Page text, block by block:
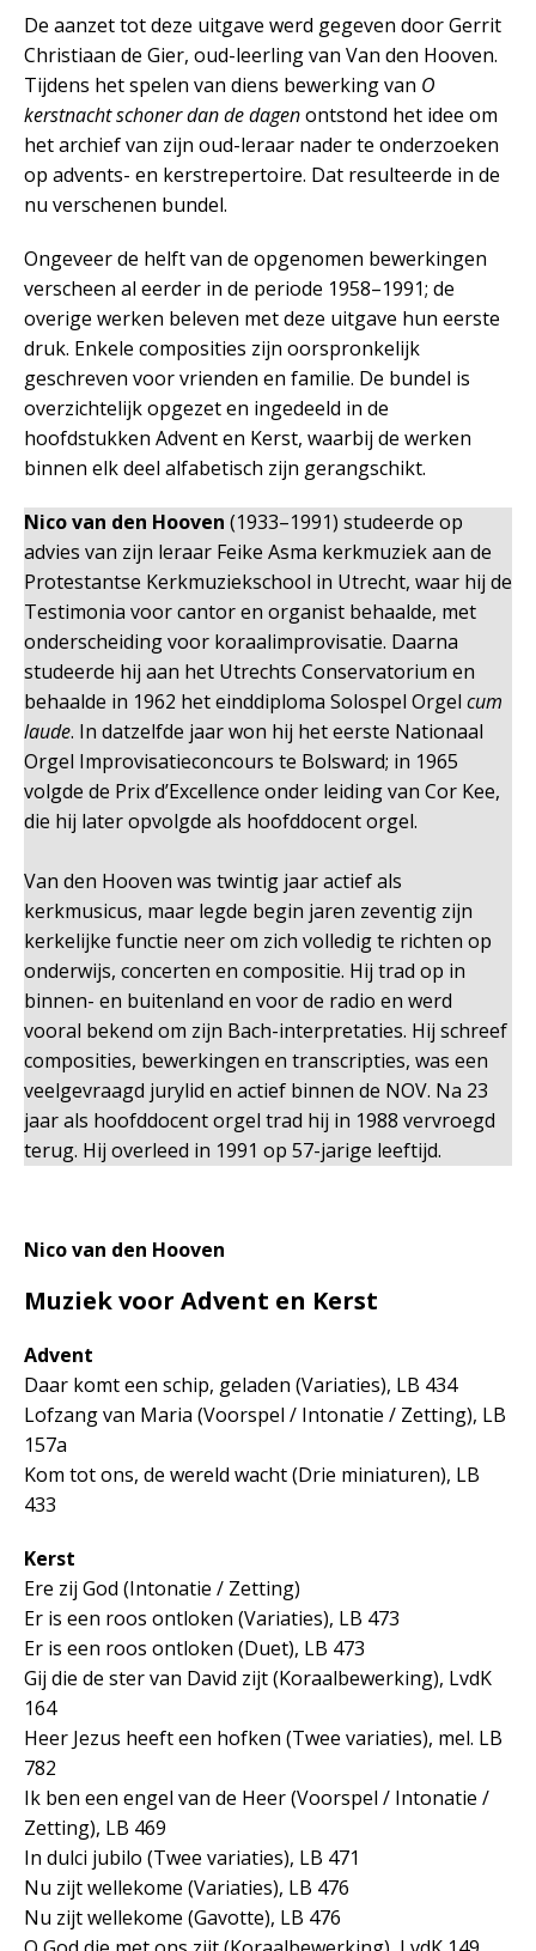
De aanzet tot deze uitgave werd gegeven door Gerrit
Christiaan de Gier, oud-leerling van Van den Hooven.
Tijdens het spelen van diens bewerking van O
kerstnacht schoner dan de dagenontstond het idee om
het archief van zijn oud-leraar nader te onderzoeken
op advents- en kerstrepertoire. Dat resulteerde in de
nu verschenen bundel.
Ongeveer de helft van de opgenomen bewerkingen
verscheen al eerder in de periode 1958–1991; de
overige werken beleven met deze uitgave hun eerste
druk. Enkele composities zijn oorspronkelijk
geschreven voor vrienden en familie. De bundel is
overzichtelijk opgezet en ingedeeld in de
hoofdstukken Advent en Kerst, waarbij de werken
binnen elk deel alfabetisch zijn gerangschikt.
Nico van den Hooven (1933–1991) studeerde op
advies van zijn leraar Feike Asma kerkmuziek aan de
Protestantse Kerkmuziekschool in Utrecht, waar hij de
Testimonia voor cantor en organist behaalde, met
onderscheiding voor koraalimprovisatie. Daarna
studeerde hij aan het Utrechts Conservatorium en
behaalde in 1962 het einddiploma Solospel Orgel cum
laude. In datzelfde jaar won hij het eerste Nationaal
Orgel Improvisatieconcours te Bolsward; in 1965
volgde de Prix d’Excellence onder leiding van Cor Kee,
die hij later opvolgde als hoofddocent orgel.
Van den Hooven was twintig jaar actief als
kerkmusicus, maar legde begin jaren zeventig zijn
kerkelijke functie neer om zich volledig te richten op
onderwijs, concerten en compositie. Hij trad op in
binnen- en buitenland en voor de radio en werd
vooral bekend om zijn Bach-interpretaties. Hij schreef
composities, bewerkingen en transcripties, was een
veelgevraagd jurylid en actief binnen de NOV. Na 23
jaar als hoofddocent orgel trad hij in 1988 vervroegd
terug. Hij overleed in 1991 op 57-jarige leeftijd.
Nico van den Hooven
Muziek voor Advent en Kerst
Advent
Daar komt een schip, geladen (Variaties), LB 434
Lofzang van Maria (Voorspel / Intonatie / Zetting), LB
157a
Kom tot ons, de wereld wacht (Drie miniaturen), LB
433
Kerst
Ere zij God (Intonatie / Zetting)
Er is een roos ontloken (Variaties), LB 473
Er is een roos ontloken (Duet), LB 473
Gij die de ster van David zijt (Koraalbewerking), LvdK
164
Heer Jezus heeft een hofken (Twee variaties), mel. LB
782
Ik ben een engel van de Heer (Voorspel / Intonatie /
Zetting), LB 469
In dulci jubilo (Twee variaties), LB 471
Nu zijt wellekome (Variaties), LB 476
Nu zijt wellekome (Gavotte), LB 476